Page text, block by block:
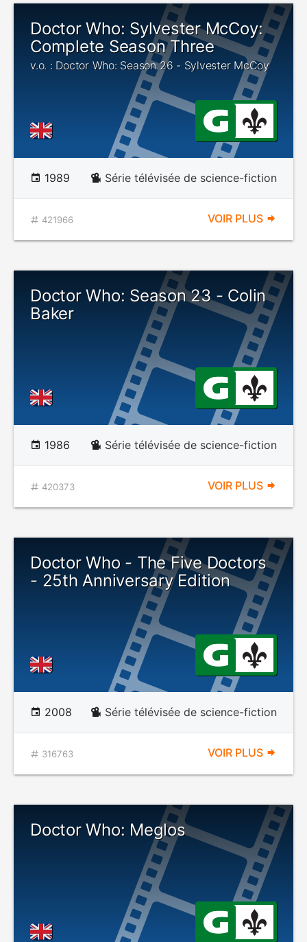
Doctor Who: Sylvester McCoy:
Complete Season Three
v.o. : Doctor Who: Season 26 - Sylvester McCoy
1989 Série télévisée de science-fiction
421966 VOIR PLUS
Doctor Who: Season 23 - Colin
Baker
1986 Série télévisée de science-fiction
420373 VOIR PLUS
Doctor Who - The Five Doctors
- 25th Anniversary Edition
2008 Série télévisée de science-fiction
316763 VOIR PLUS
Doctor Who: Meglos